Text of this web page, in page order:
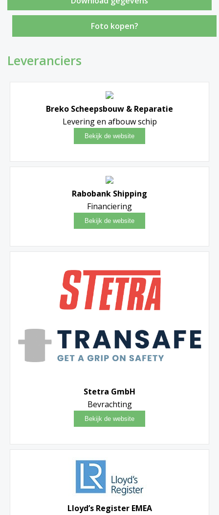
Foto kopen?
Leveranciers
Breko Scheepsbouw & Reparatie
Levering en afbouw schip
Rabobank Shipping
Financiering
Stetra GmbH
Bevrachting
Lloyd’s Register EMEA